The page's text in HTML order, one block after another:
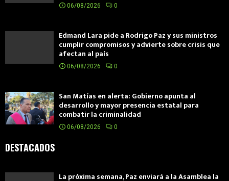
06/08/2026 0
Edmand Lara pide a Rodrigo Paz y sus ministros
cumplir compromisos y advierte sobre crisis que
afectan al país
06/08/2026 0
San Matías en alerta: Gobierno apunta al
desarrollo y mayor presencia estatal para
combatir la criminalidad
06/08/2026 0
DESTACADOS
La próxima semana, Paz enviará a la Asamblea la